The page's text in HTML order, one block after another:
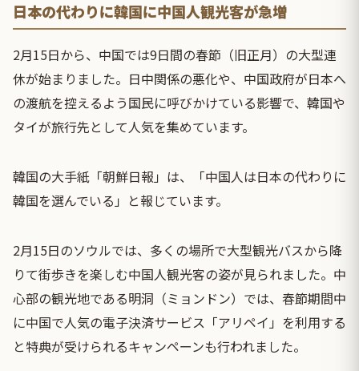
日本の代わりに韓国に中国人観光客が急増
2月15日から、中国では9日間の春節（旧正月）の大型連
休が始まりました。日中関係の悪化や、中国政府が日本へ
の渡航を控えるよう国民に呼びかけている影響で、韓国や
タイが旅行先として人気を集めています。
韓国の大手紙「朝鮮日報」は、「中国人は日本の代わりに
韓国を選んでいる」と報じています。
2月15日のソウルでは、多くの場所で大型観光バスから降
りて街歩きを楽しむ中国人観光客の姿が見られました。中
心部の観光地である明洞（ミョンドン）では、春節期間中
に中国で人気の電子決済サービス「アリペイ」を利用する
と特典が受けられるキャンペーンも行われました。